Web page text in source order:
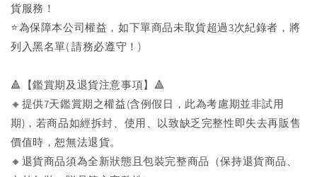
貨服務！
⭐為保障本公司權益，如下單商品未取貨超過3次紀錄者，將
列入黑名單( 請務必遵守！)
🔺【鑑賞期及退貨注意事項】🔺
🔸提供7天鑑賞期之權益(含例假日，此為考慮期並非試用
期)，若商品如經拆封、使用、以致缺乏完整性即失去再販售
價值時，恕無法退貨。
🔸退貨商品須為全新狀態且包裝完整商品（保持退貨商品、